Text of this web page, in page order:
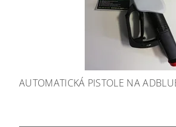
AUTOMATICKÁ PISTOLE NA